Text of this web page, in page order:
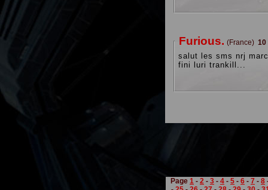
Furious. (France) 10
salut les sms nrj
fini luri trankill...
Page 1 - 2 - 3 - 4 - 5 - 6 - 7 - 8